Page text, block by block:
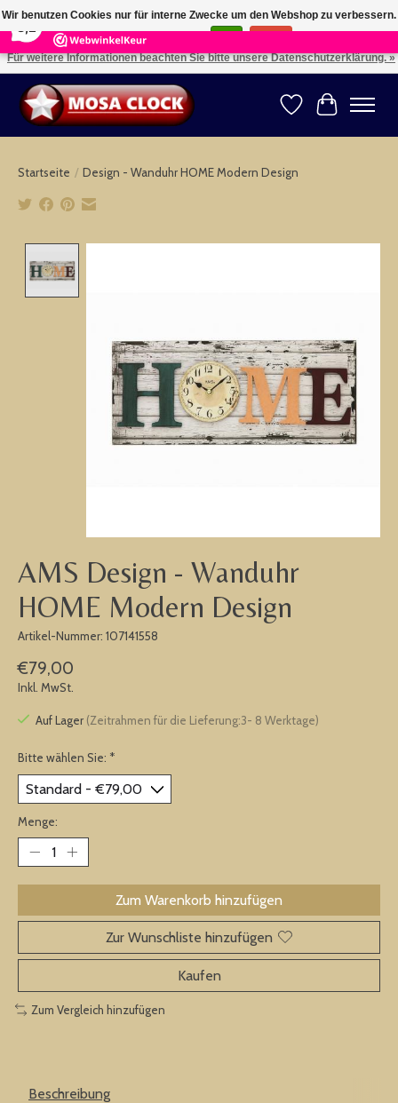
164 Reviews ×
Kies uw taal: NL -- Wählen Sie ihre Sprache: DE -- Choose your language: EN ⇓ ⇒
Wunschzettel
Ihr
Startseite / Design - Wanduhr HOME Modern Design
AMS Design - Wanduhr
HOME Modern Design
Artikel-Nummer: 107141558
€79,00
Inkl. MwSt.
Auf Lager (Zeitrahmen für die Lieferung:3- 8 Werktage)
Bitte wählen Sie: *
Menge:
Zum Warenkorb hinzufügen
Zur Wunschliste hinzufügen
Kaufen
Zum Vergleich hinzufügen
Beschreibung
Wir benutzen Cookies nur für interne Zwecke um den Webshop zu verbessern.
Ist das in Ordnung?
Für weitere Informationen beachten Sie bitte unsere Datenschutzerklärung. »